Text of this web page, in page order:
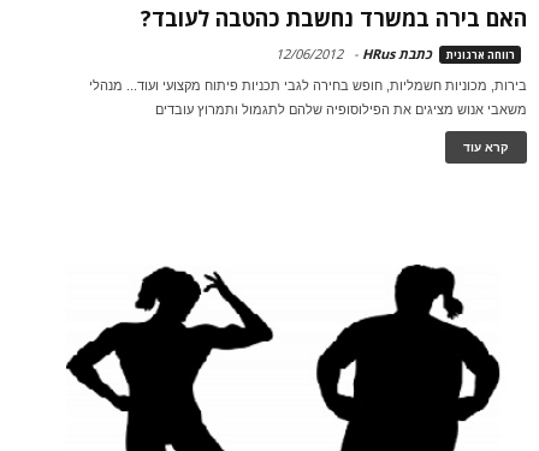
האם בירה במשרד נחשבת כהטבה לעובד?
רווחה ארגונית כתבת HRus -
12/06/2012
בירות, מכוניות חשמליות, חופש בחירה לגבי תכניות פיתוח מקצועי ועוד... מנהלי
משאבי אנוש מציגים את הפילוסופיה שלהם לתגמול ותמרוץ עובדים
קרא עוד